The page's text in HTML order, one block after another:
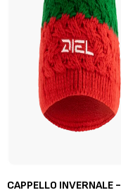
CAPPELLO INVERNALE -